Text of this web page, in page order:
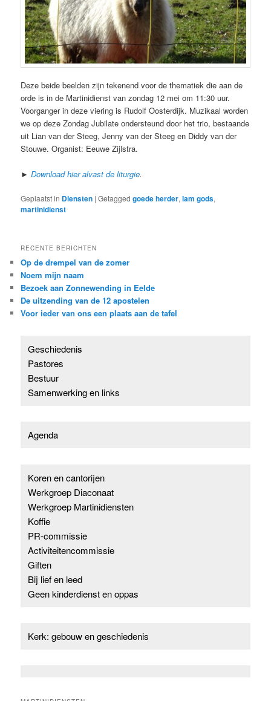
Deze beide beelden zijn tekenend voor de thematiek die aan de
orde is in de Martinidienst van zondag 12 mei om 11:30 uur.
Voorganger in deze viering is Rudolf Oosterdijk. Muzikaal worden
we op deze Zondag Jubilate ondersteund door het trio, bestaande
uit Lian van der Steeg, Jenny van der Steeg en Diddy van der
Stouwe. Organist: Eeuwe Zijlstra.
►Download hier alvast de liturgie.
Geplaatst in Diensten |Getagged goede herder,lam gods,
martinidienst
RECENTE BERICHTEN
Op de drempel van de zomer
Noem mijn naam
Bezoek aan Zonnewending in Eelde
De uitzending van de 12 apostelen
Voor ieder van ons een plaats aan de tafel
Geschiedenis
Pastores
Bestuur
Samenwerking en links
Agenda
Koren en cantorijen
Werkgroep Diaconaat
Werkgroep Martinidiensten
Koffie
PR-commissie
Activiteitencommissie
Giften
Bij lief en leed
Geen kinderdienst en oppas
Kerk: gebouw en geschiedenis